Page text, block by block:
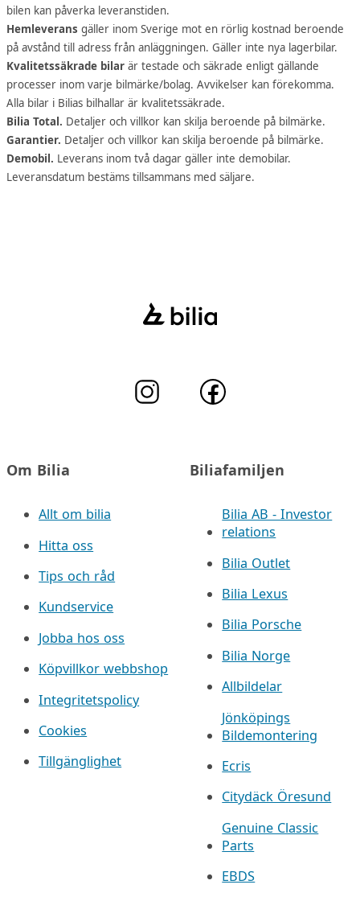
bilen kan påverka leveranstiden.
Hemleverans gäller inom Sverige mot en rörlig kostnad beroende
på avstånd till adress från anläggningen. Gäller inte nya lagerbilar.
Kvalitetssäkrade bilar är testade och säkrade enligt gällande
processer inom varje bilmärke/bolag. Avvikelser kan förekomma.
Alla bilar i Bilias bilhallar är kvalitetssäkrade.
Bilia Total. Detaljer och villkor kan skilja beroende på bilmärke.
Garantier. Detaljer och villkor kan skilja beroende på bilmärke.
Demobil. Leverans inom två dagar gäller inte demobilar.
Leveransdatum bestäms tillsammans med säljare.
Om Bilia
Allt om bilia
Hitta oss
Tips och råd
Kundservice
Jobba hos oss
Köpvillkor webbshop
Integritetspolicy
Cookies
Tillgänglighet
Biliafamiljen
Bilia AB - Investor
relations
Bilia Outlet
Bilia Lexus
Bilia Porsche
Bilia Norge
Allbildelar
Jönköpings
Bildemontering
Ecris
Citydäck Öresund
Genuine Classic
Parts
EBDS